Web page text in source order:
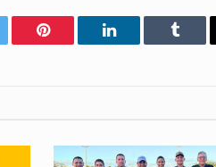
Pinterest LinkedIn